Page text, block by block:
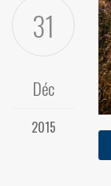
31
Déc
2015